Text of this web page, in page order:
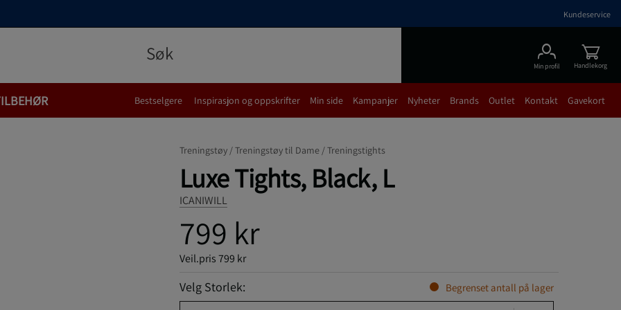
Kundeservice
Min profil Handlekorg
Bestselgere Inspirasjon og oppskrifter Min side Kampanjer Nyheter Brands Outlet Kontakt Gavekort
Treningstøy /Treningstøy til Dame /Treningstights
Luxe Tights, Black, L
ICANIWILL
799 kr
Veil.pris799 kr
Velg Storlek: Begrenset antall på lager